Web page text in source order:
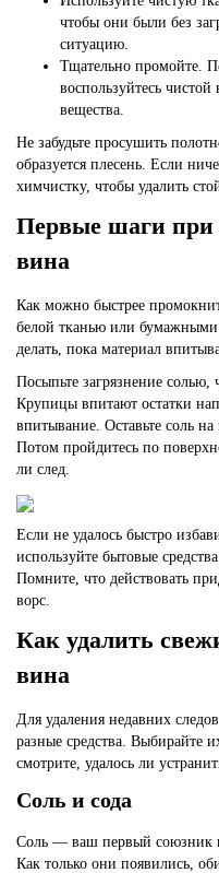
чтобы они были без
ситуацию.
Тщательно промойте.
воспользуйтесь
вещества.
Не забудьте просушить
образуется плесень. Если
химчистку, чтобы удалить
Первые шаги при
вина
Как можно быстрее
белой тканью или
делать, пока материал
Посыпьте загрязнение солью,
Крупицы впитают остатки
впитывание. Оставьте соль
Потом пройдитесь по
ли след.
Если не удалось быстро
используйте бытовые
Помните, что действовать
ворс.
Как удалить
вина
Для удаления недавних
разные средства. Выбирайте
смотрите, удалось ли
Соль и сода
Соль — ваш первый союзник
Как только они появились,